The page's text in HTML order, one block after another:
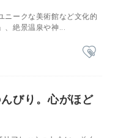
ニークな美術館など文化的
、絶景温泉や神...
びり。心がほど